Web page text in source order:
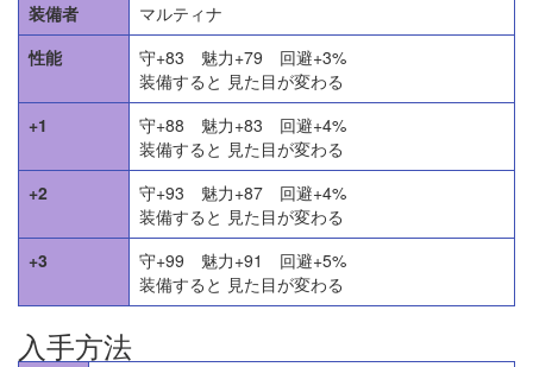
装備者
マルティナ
性能
守+83 魅力+79 回避+3%
装備すると 見た目が変わる
+1
守+88 魅力+83 回避+4%
装備すると 見た目が変わる
+2
守+93 魅力+87 回避+4%
装備すると 見た目が変わる
+3
守+99 魅力+91 回避+5%
装備すると 見た目が変わる
入手方法